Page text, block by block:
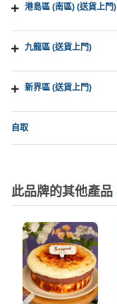
港島區 (南區) (送貨上門)
九龍區 (送貨上門)
新界區 (送貨上門)
自取
此品牌的其他產品